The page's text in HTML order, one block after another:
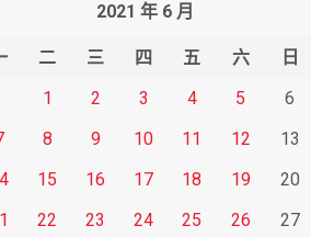
2021 年 6 月
二 三 四 五 六
日
1
2 3 4 5
6
8 9 10 11 12
13
15 16 17 18 19
20
22 23 24 25 26
27